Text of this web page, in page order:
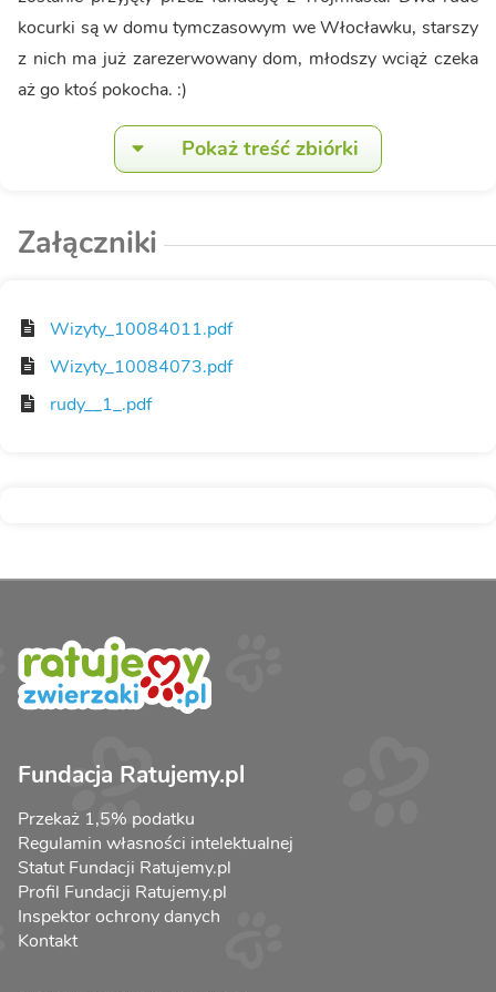
kocurki są w domu tymczasowym we Włocławku, starszy
z nich ma już zarezerwowany dom, młodszy wciąż czeka
aż go ktoś pokocha. :)
Pokaż treść zbiórki
Załączniki
Wizyty_10084011.pdf
Wizyty_10084073.pdf
rudy__1_.pdf
Fundacja Ratujemy.pl
Przekaż 1,5% podatku
Regulamin własności intelektualnej
Statut Fundacji Ratujemy.pl
Profil Fundacji Ratujemy.pl
Inspektor ochrony danych
Kontakt